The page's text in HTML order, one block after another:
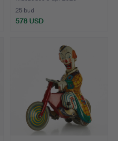
25 bud
578 USD